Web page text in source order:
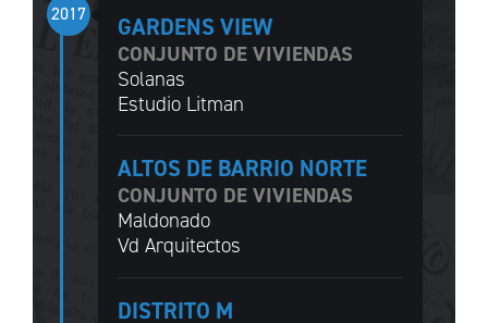
2017 GARDENS VIEW
CONJUNTO DE VIVIENDAS
Solanas
Estudio Litman
ALTOS DE BARRIO NORTE
CONJUNTO DE VIVIENDAS
Maldonado
Vd Arquitectos
DISTRITO M